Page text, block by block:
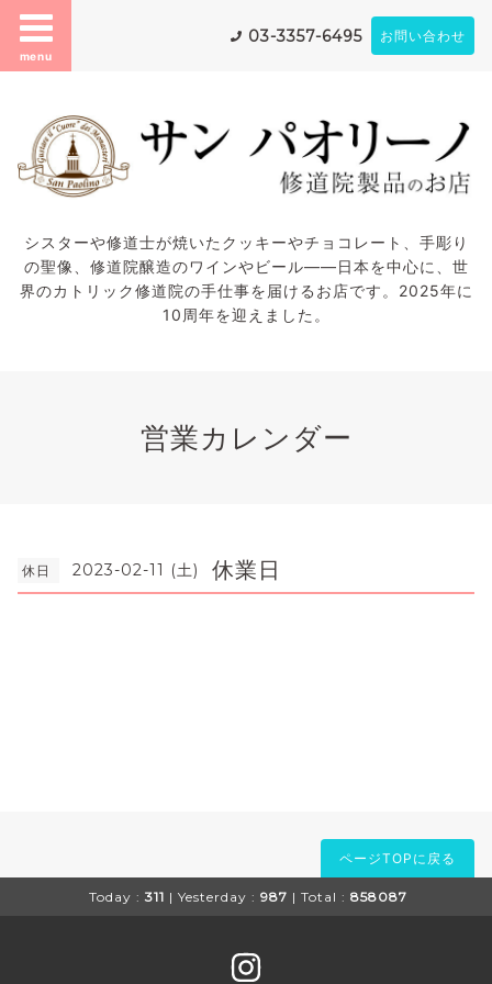
menu
03-3357-6495 お問い合わせ
シスターや修道士が焼いたクッキーやチョコレート、手彫り
の聖像、修道院醸造のワインやビール——日本を中心に、世
界のカトリック修道院の手仕事を届けるお店です。2025年に
10周年を迎えました。
営業カレンダー
休日 2023-02-11 (土) 休業日
ページTOPに戻る
Today : 311 | Yesterday : 987 | Total : 858087